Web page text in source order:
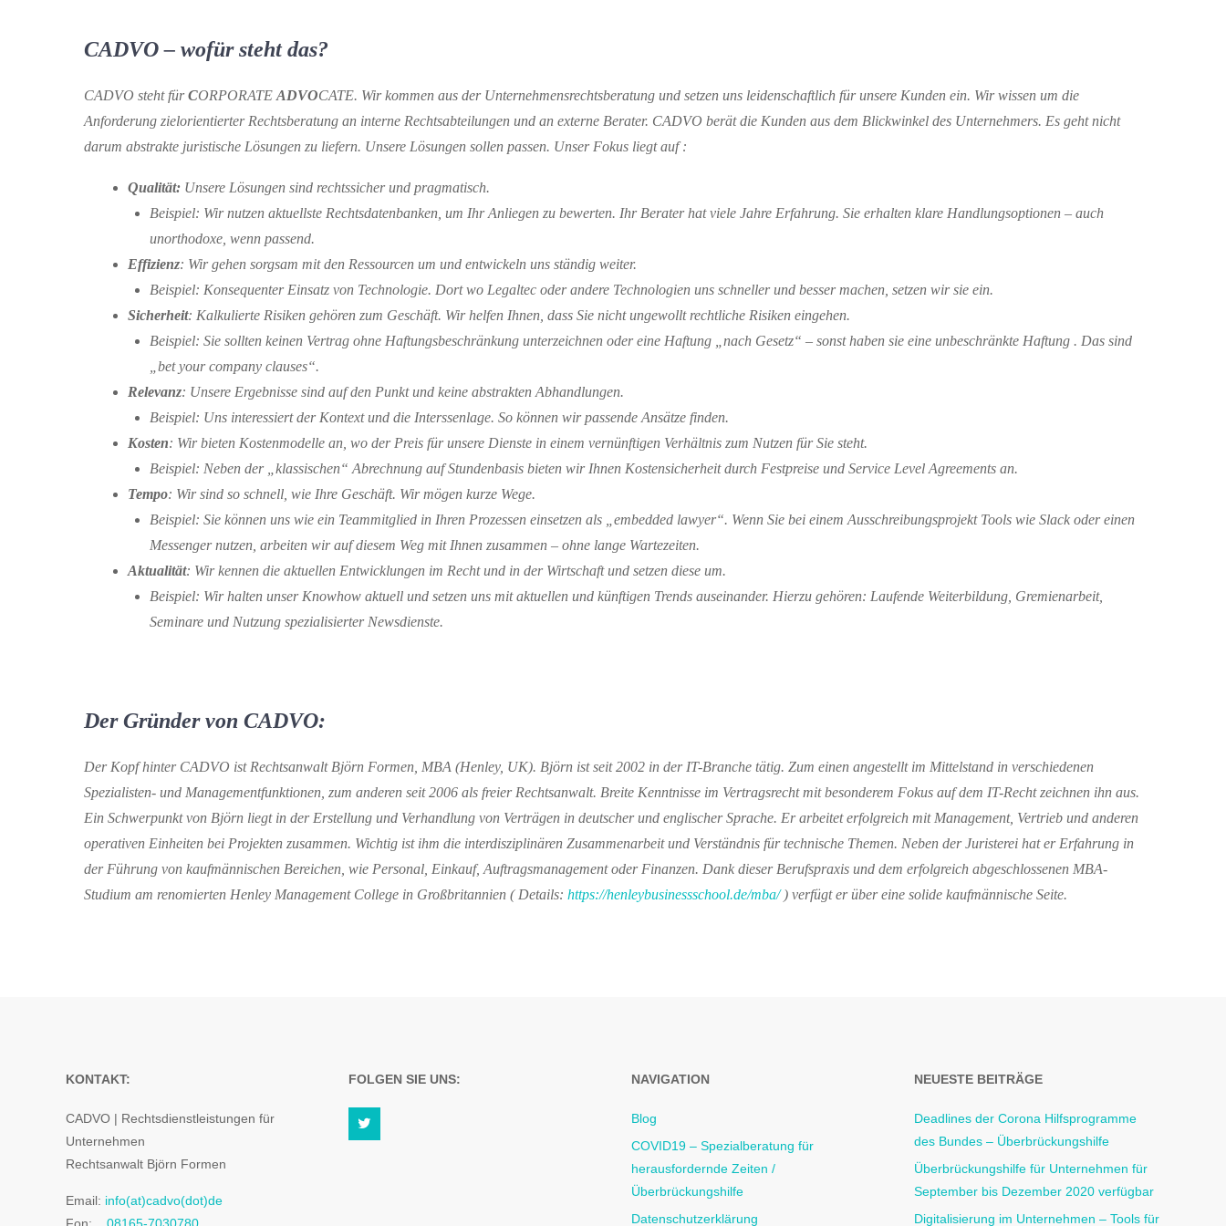
CADVO – wofür steht das?
CADVO steht fürCORPORATE ADVOCATE. Wir kommen aus der Unternehmensrechtsberatung und setzen uns leidenschaftlich für unsere Kunden ein. Wir wissen um die
Anforderung zielorientierter Rechtsberatung an interne Rechtsabteilungen und an externe Berater. CADVO berät die Kunden aus dem Blickwinkel des Unternehmers. Es geht nicht
darum abstrakte juristische Lösungen zu liefern. Unsere Lösungen sollen passen. Unser Fokus liegt auf :
Qualität: Unsere Lösungen sind rechtssicher und pragmatisch.
Beispiel: Wirnutzen aktuellste Rechtsdatenbanken, um Ihr Anliegen zu bewerten. Ihr Berater hat viele Jahre Erfahrung. Sie erhalten klare Handlungsoptionen – auch
unorthodoxe, wenn passend.
Effizienz: Wir gehen sorgsam mit den Ressourcen um und entwickeln uns ständig weiter.
Beispiel: Konsequenter Einsatz von Technologie. Dort wo Legaltec oder andere Technologien uns schneller und besser machen, setzen wir sie ein.
Sicherheit: Kalkulierte Risiken gehören zum Geschäft. Wir helfen Ihnen, dass Sie nicht ungewollt rechtliche Risiken eingehen.
Beispiel: Sie sollten keinen Vertrag ohne Haftungsbeschränkung unterzeichnen oder eine Haftung „nach Gesetz“ – sonst haben sie eine unbeschränkte Haftung . Das sind
„bet your company clauses“.
Relevanz: Unsere Ergebnisse sind auf den Punkt und keine abstrakten Abhandlungen.
Beispiel: Uns interessiert der Kontext und die Interssenlage. So können wir passende Ansätze finden.
Kosten: Wirbieten Kostenmodelle an, wo der Preis für unsere Dienste in einem vernünftigen Verhältnis zum Nutzen für Sie steht.
Beispiel: Neben der „klassischen“ Abrechnung auf Stundenbasis bieten wir Ihnen Kostensicherheit durch Festpreise und Service Level Agreements an.
Tempo: Wir sind so schnell, wie Ihre Geschäft. Wirmögen kurze Wege.
Beispiel: Sie können uns wie ein Teammitglied in Ihren Prozessen einsetzen als „embedded lawyer“. Wenn Sie bei einem Ausschreibungsprojekt Tools wie Slack oder einen
Messenger nutzen, arbeiten wir auf diesem Weg mit Ihnen zusammen – ohne lange Wartezeiten.
Aktualität: Wir kennen die aktuellen Entwicklungen im Recht und in der Wirtschaft und setzen diese um.
Beispiel: Wir halten unser Knowhow aktuell und setzen uns mit aktuellen und künftigen Trends auseinander. Hierzu gehören: Laufende Weiterbildung, Gremienarbeit,
Seminare und Nutzung spezialisierter Newsdienste.
Der Gründer von CADVO:
Der Kopf hinter CADVO ist Rechtsanwalt Björn Formen, MBA (Henley, UK). Björn istseit 2002 in der IT-Branche tätig. Zum einen angestellt im Mittelstand in verschiedenen
Spezialisten- und Managementfunktionen, zum anderen seit 2006 als freier Rechtsanwalt. Breite Kenntnisse im Vertragsrecht mit besonderem Fokus auf dem IT-Rechtzeichnen ihn aus.
Ein Schwerpunkt von Björn liegt in der Erstellung und Verhandlung von Verträgen in deutscher und englischer Sprache. Er arbeitet erfolgreich mit Management, Vertrieb und anderen
operativen Einheiten bei Projekten zusammen. Wichtig ist ihm die interdisziplinären Zusammenarbeit und Verständnis für technische Themen. Neben der Juristerei hat er Erfahrung in
der Führung von kaufmännischen Bereichen , wie Personal, Einkauf, Auftragsmanagement oder Finanzen. Dank dieser Berufspraxis und dem erfolgreich abgeschlossenen MBA-
Studium am renomierten Henley Management College in Großbritannien ( Details: https://henleybusinessschool.de/mba/) verfügt er über eine solide kaufmännische Seite.
KONTAKT:
CADVO | Rechtsdienstleistungen für
Unternehmen
Rechtsanwalt Björn Formen
Email: info(at)cadvo(dot)de
FOLGEN SIE UNS: NAVIGATION
Blog
COVID19 – Spezialberatung für
herausfordernde Zeiten /
Überbrückungshilfe
Datenschutzerklärung
NEUESTE BEITRÄGE
Deadlines der Corona Hilfsprogramme
des Bundes – Überbrückungshilfe
Überbrückungshilfe für Unternehmen für
September bis Dezember 2020 verfügbar
Digitalisierung im Unternehmen – Tools für